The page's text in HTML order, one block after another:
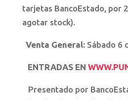
tarjetas BancoEstado, por
agotar stock).
Venta General:Sábado 6
ENTRADAS EN
Presentado por